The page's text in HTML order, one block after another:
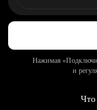
Нажимая
и
Что